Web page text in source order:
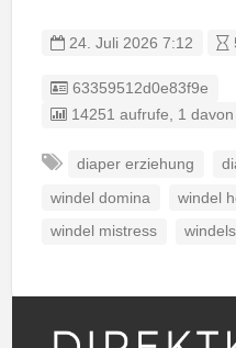
24. Juli 2026 7:12
Listing ID
63359512d0e83f9e
14251 aufrufe, 1
diaper erziehung
windel domina windel
windel mistress